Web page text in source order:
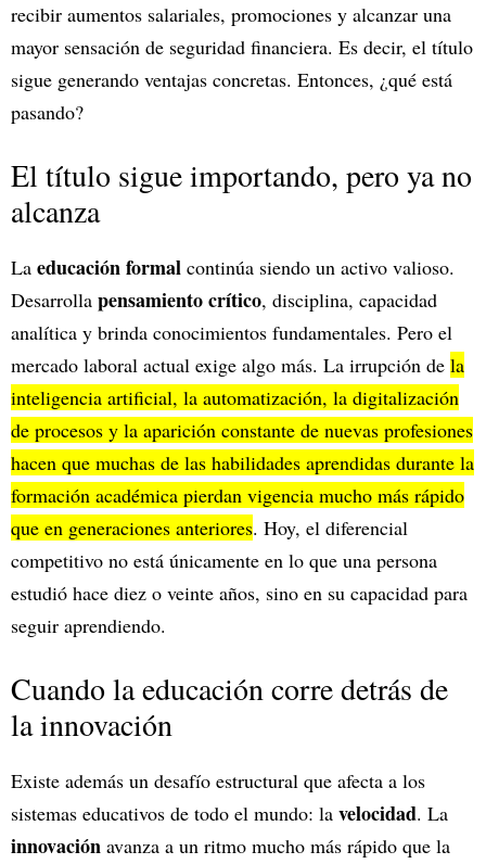
recibir aumentos salariales, promociones y alcanzar una
mayor sensación de seguridad financiera. Es decir, el título
sigue generando ventajas concretas. Entonces, ¿qué está
pasando?
El título sigue importando, pero ya no
alcanza
La educación formal continúa siendo un activo valioso.
Desarrolla pensamiento crítico, disciplina, capacidad
analítica y brinda conocimientos fundamentales. Pero el
mercado laboral actual exige algo más. La irrupción de la
inteligencia artificial, la automatización, la digitalización
de procesos y la aparición constante de nuevas profesiones
hacen que muchas de las habilidades aprendidas durante la
formación académica pierdan vigencia mucho más rápido
que en generaciones anteriores. Hoy, el diferencial
competitivo no está únicamente en lo que una persona
estudió hace diez o veinte años, sino en su capacidad para
seguir aprendiendo.
Cuando la educación corre detrás de
la innovación
Existe además un desafío estructural que afecta a los
sistemas educativos de todo el mundo: la velocidad. La
innovación avanza a un ritmo mucho más rápido que la